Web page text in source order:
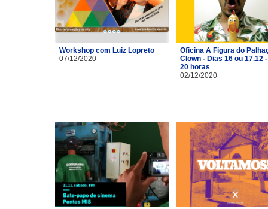
Workshop com Luiz Lopreto
07/12/2020
Oficina A Figura do
Clown - Dias 16 ou 17.12
20 horas
02/12/2020